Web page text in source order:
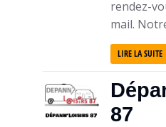
rendez-
mail.
LIRE LA SUITE
87